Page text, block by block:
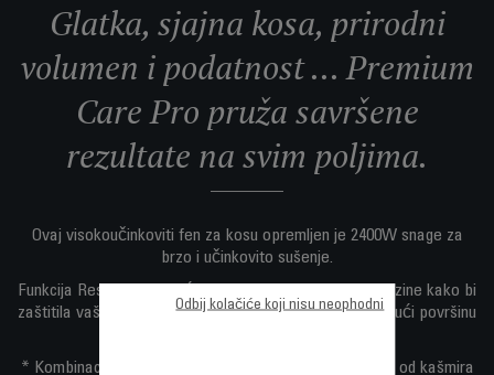
Glatka, sjajna kosa, prirodni
volumen i podatnost ... Premium
Care Pro pruža savršene
rezultate na svim poljima.
Ovaj visokoučinkoviti fen za kosu opremljen je 2400W snage za
brzo i učinkovito sušenje.
Funkcija Respect omogućava kontrolu temperature i brzine kako bi
zaštitila vašu kosu očuvanjem prirodne vlage i održavajući površinu
* Kombinacija ionskog generatora i ekskluzivne obloge od kašmira
Odbij kolačiće koji nisu neophodni